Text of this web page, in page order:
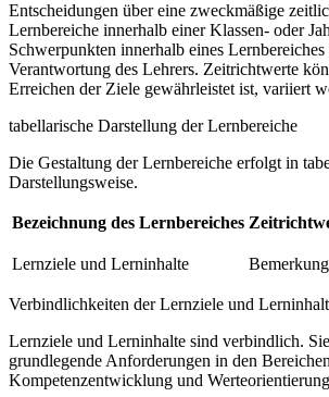
Entscheidungen über eine zweckmäßige
Lernbereiche innerhalb einer Klassen- oder
Schwerpunkten innerhalb eines
Verantwortung des Lehrers. Zeitrichtwerte
Erreichen der Ziele gewährleistet ist, variiert
tabellarische Darstellung der Lernbereiche
Die Gestaltung der Lernbereiche erfolgt in
Darstellungsweise.
Bezeichnung des Lernbereiches
Lernziele und Lerninhalte
Verbindlichkeiten der Lernziele und
Lernziele und Lerninhalte sind verbindlich.
grundlegende Anforderungen in den
Kompetenzentwicklung und